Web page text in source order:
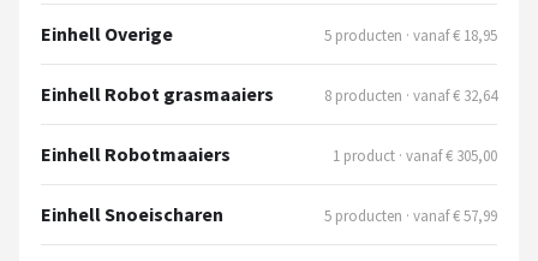
Einhell Overige 5 producten · vanaf € 18,95
Einhell Robot grasmaaiers 8 producten · vanaf € 32,64
Einhell Robotmaaiers 1 product · vanaf € 305,00
Einhell Snoeischaren 5 producten · vanaf € 57,99